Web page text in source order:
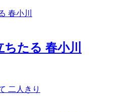
たる 春小川